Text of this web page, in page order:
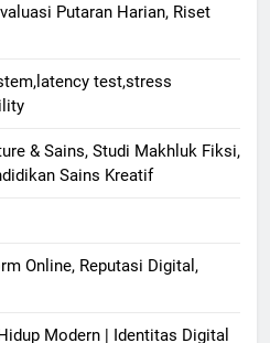
Putaran Harian, Riset
test,stress
& Sains, Studi Makhluk Fiksi,
Sains Kreatif
Online, Reputasi Digital,
Modern | Identitas Digital